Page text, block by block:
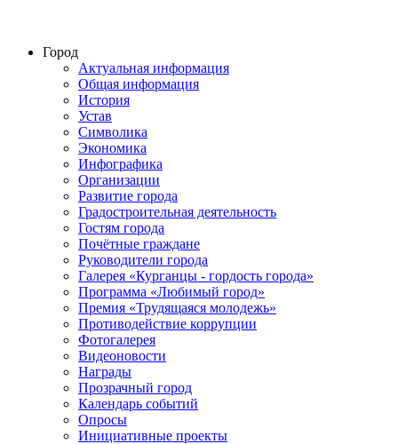
Город
Актуальная информация
Общая информация
История
Устав
Символика
Экономика
Инфографика
Организации
Развитие города
Градостроительная деятельность
Гостям города
Почётные граждане
Руководители города
Галерея «Курганцы - гордость города»
Программа «Любимый город»
Премия «Трудящаяся молодежь»
Противодействие коррупции
Фотогалерея
Видеоновости
Награды
Прозрачный город
Календарь событий
Опросы
Инициативные проекты